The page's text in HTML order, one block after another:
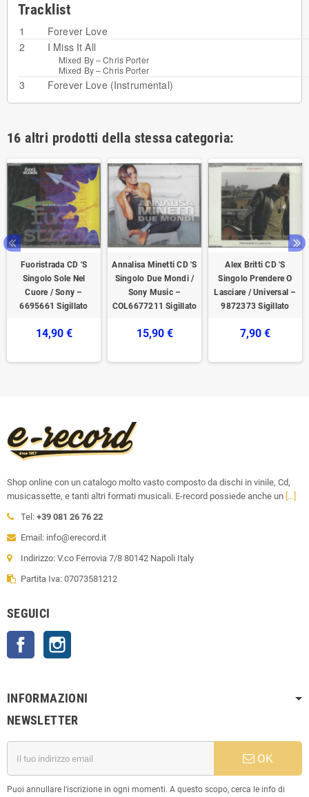
Tracklist
1
Forever Love
2
I Miss It All
Mixed By –Chris Porter
Mixed By –Chris Porter
3 Forever Love (Instrumental)
16 altri prodotti della stessa categoria:
Fuoristrada CD 'S
Singolo Sole Nel
Cuore / Sony –
6695661 Sigillato
14,90 €
Annalisa Minetti CD 'S
Singolo Due Mondi /
Sony Music –
COL6677211 Sigillato
15,90 €
Alex Britti CD 'S
Singolo Prendere O
Lasciare / Universal –
9872373 Sigillato
7,90 €
Shop online con un catalogo molto vasto composto da dischi in vinile, Cd,
musicassette, e tanti altri formati musicali. E-record possiede anche un [...]
Tel: +39 081 26 76 22
Email: info@erecord.it
Indirizzo: V.co Ferrovia 7/8 80142 Napoli Italy
Partita Iva: 07073581212
SEGUICI
Facebook
INFORMAZIONI
NEWSLETTER
OK
Puoi annullare l'iscrizione in ogni momenti. A questo scopo, cerca le info di